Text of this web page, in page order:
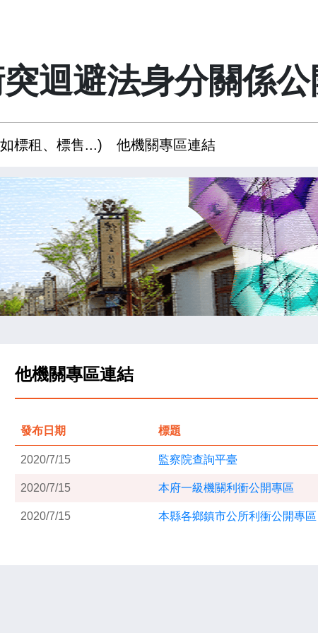
迴避法身分關係
標租、標售...) 他機關專區連結
他機關專區連結
發布日期 標題
2020/7/15 監察院查詢平臺
2020/7/15 本府一級機關利衝公開專區
2020/7/15 本縣各鄉鎮市公所利衝公開專區